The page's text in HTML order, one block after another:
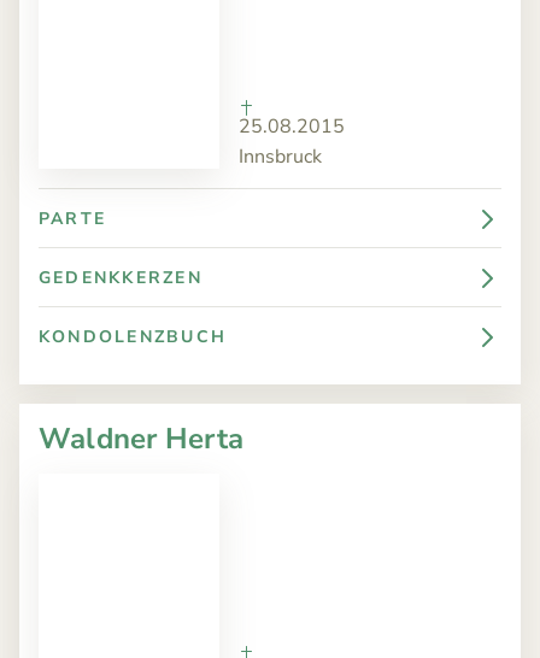
25.08.2015
Innsbruck
PARTE
GEDENKKERZEN
KONDOLENZBUCH
Waldner Herta